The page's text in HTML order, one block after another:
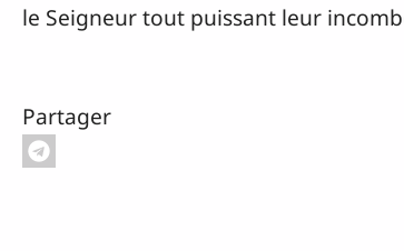
le Seigneur tout puissant leur
Partager